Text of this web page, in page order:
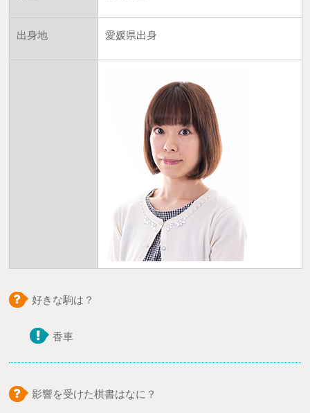
出身地 愛媛県出身
好きな駒は？
香車
影響を受けた棋書はなに？